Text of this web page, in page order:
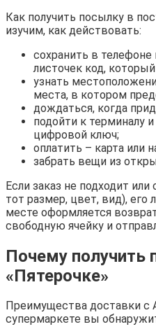
Как получить посылку в
изучим, как действовать:
сохранить в телефоне
листочек код,
узнать
места, в котором
дождаться, когда
подойти к терминалу
цифровой ключ;
оплатить – карта или
забрать вещи из
Если заказ не подходит
тот размер, цвет, вид), его
месте оформляется
свободную ячейку и
Почему получить
«Пятерочке»
Преимущества доставки с
супермаркете вы